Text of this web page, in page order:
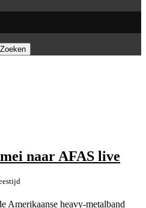
Zoeken
naar AFAS live
Amerikaanse heavy-metalband